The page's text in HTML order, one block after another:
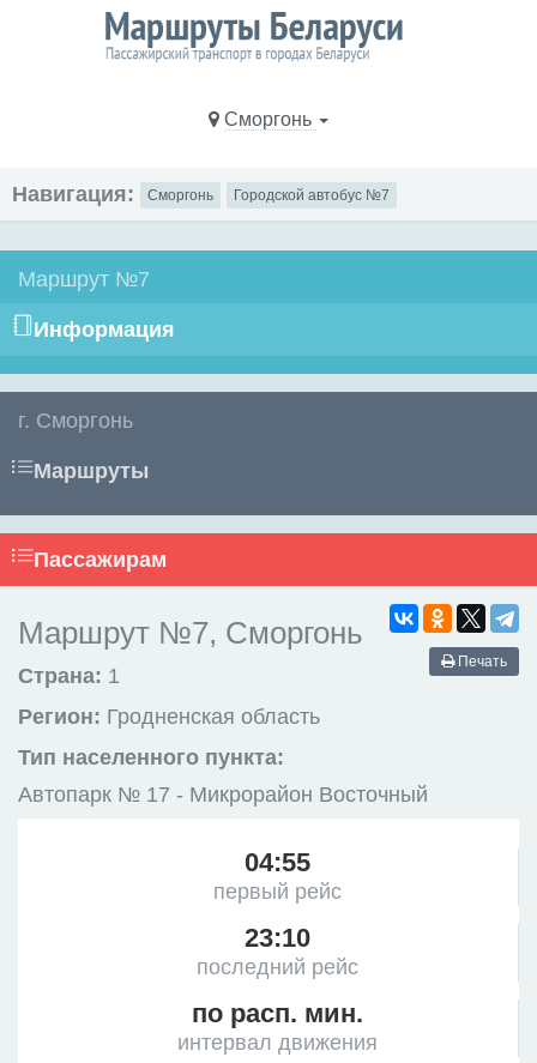
Сморгонь
Навигация: Сморгонь Городской автобус №7
Маршрут №7
Информация
г. Сморгонь
Маршруты
Пассажирам
Печать
Маршрут №7, Сморгонь
Страна: 1
Регион: Гродненская область
Тип населенного пункта:
Автопарк № 17 - Микрорайон Восточный
04:55
первый рейс
23:10
последний рейс
по расп. мин.
интервал движения